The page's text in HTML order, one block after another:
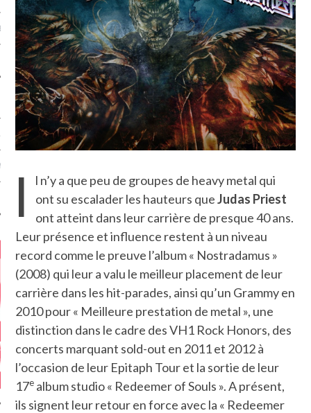
I
l n’y a que peu de groupes de heavy metal qui
ont su escalader les hauteurs queJudas Priest
ont atteint dans leur carrière de presque 40 ans.
Leur présence et influence restent à un niveau
record comme le preuve l’album « Nostradamus »
(2008) qui leur a valu le meilleur placement de leur
carrière dans les hit-parades, ainsi qu’un Grammy en
2010 pour « Meilleure prestation de metal », une
distinction dans le cadre des VH1 Rock Honors, des
concerts marquant sold-out en 2011 et 2012 à
l’occasion de leur Epitaph Tour et la sortie de leur
17e album studio « Redeemer of Souls ». A présent,
ils signent leur retour en force avec la « Redeemer